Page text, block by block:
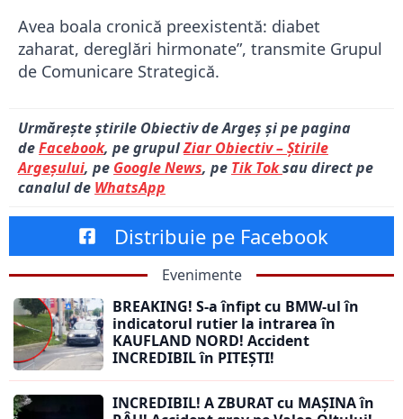
Avea boala cronică preexistentă: diabet
zaharat, dereglări hirmonate”, transmite Grupul
de Comunicare Strategică.
Urmărește știrile Obiectiv de Argeș și pe pagina
deFacebook, pe grupulZiar Obiectiv – Știrile
Argeșului, pe Google News, pe Tik Toksau direct pe
canalul de WhatsApp
Distribuie pe Facebook
Evenimente
BREAKING! S-a înfipt cu BMW-ul în
indicatorul rutier la intrarea în
KAUFLAND NORD! Accident
INCREDIBIL în PITEȘTI!
INCREDIBIL! A ZBURAT cu MAȘINA în